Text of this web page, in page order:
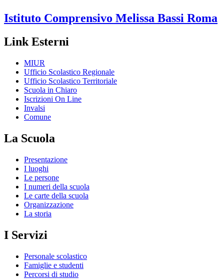
Istituto Comprensivo Melissa Bassi Roma
Link Esterni
MIUR
Ufficio Scolastico Regionale
Ufficio Scolastico Territoriale
Scuola in Chiaro
Iscrizioni On Line
Invalsi
Comune
La Scuola
Presentazione
I luoghi
Le persone
I numeri della scuola
Le carte della scuola
Organizzazione
La storia
I Servizi
Personale scolastico
Famiglie e studenti
Percorsi di studio